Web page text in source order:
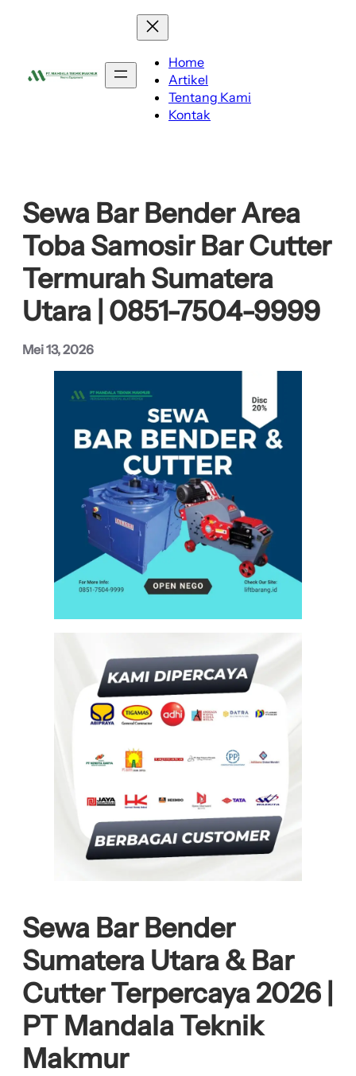
Home
Artikel
Tentang Kami
Kontak
Sewa Bar Bender Area
Toba Samosir Bar Cutter
Termurah Sumatera
Utara | 0851-7504-9999
Mei 13, 2026
Sewa Bar Bender
Sumatera Utara & Bar
Cutter Terpercaya 2026 |
PT Mandala Teknik
Makmur